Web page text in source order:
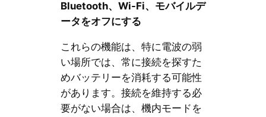
Bluetooth、Wi-Fi、モバイルデ
ータをオフにする
これらの機能は、特に電波の弱
い場所では、常に接続を探すた
めバッテリーを消耗する可能性
があります。接続を維持する必
要がない場合は、機内モードを